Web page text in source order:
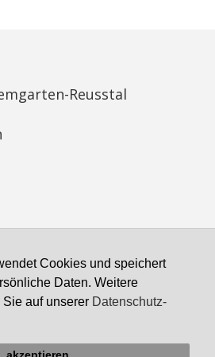
Cookies und speichert
Daten. Weitere
Sie auf unserer Datenschutz-
Reusstal
Uhr